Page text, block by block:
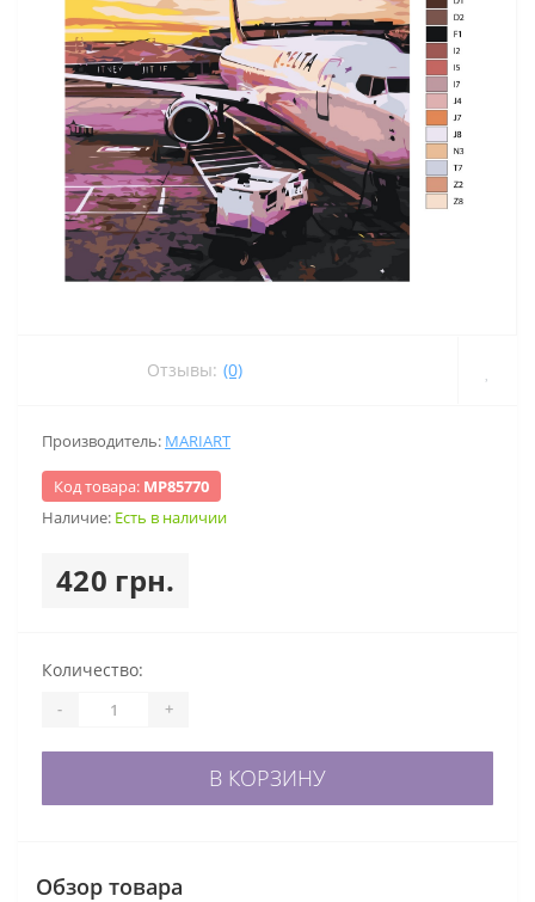
Отзывы: (0)
Производитель: MARIART
Код товара: МР85770
Наличие: Есть в наличии
420 грн.
Количество:
- +
В КОРЗИНУ
Обзор товара